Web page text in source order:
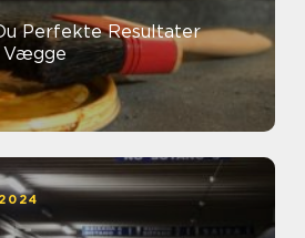
Perfekte Resultater
Vægge